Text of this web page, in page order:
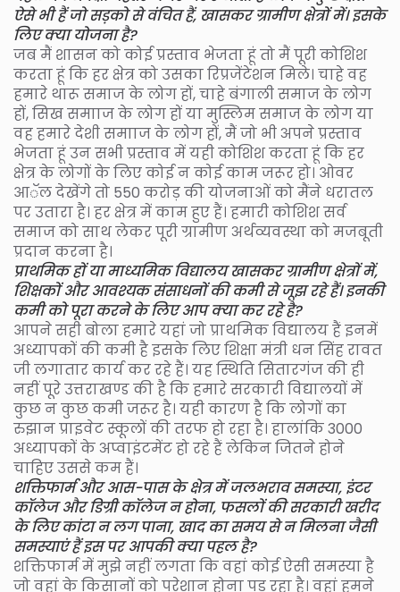
ऐसे भी हैं जो सड़को से वंचित हैं, खासकर ग्रामीण क्षेत्रों में। इसके
लिए क्या योजना है?
जब मैं शासन को कोई प्रस्ताव भेजता हूं तो मैं पूरी कोशिश
करता हूं कि हर क्षेत्र को उसका रिप्रजेंटेशन मिले। चाहे वह
हमारे थारू समाज के लोग हों, चाहे बंगाली समाज के लोग
हों, सिख समााज के लोग हों या मुस्लिम समाज के लोग या
वह हमारे देशी समााज के लोग हों, मैं जो भी अपने प्रस्ताव
भेजता हूं उन सभी प्रस्ताव में यही कोशिश करता हूं कि हर
क्षेत्र के लोगों के लिए कोई न कोई काम जरूर हो। ओवर
आॅल देखेंगे तो 550 करोड़ की योजनाओं को मैंने धरातल
पर उतारा है। हर क्षेत्र में काम हुए हैं। हमारी कोशिश सर्व
समाज को साथ लेकर पूरी ग्रामीण अर्थव्यवस्था को मजबूती
प्रदान करना है।
प्राथमिक हों या माध्यमिक विद्यालय खासकर ग्रामीण क्षेत्रों में,
शिक्षकों और आवश्यक संसाधनों की कमी से जूझ रहे हैं। इनकी
कमी को पूरा करने के लिए आप क्या कर रहे है?
आपने सही बोला हमारे यहां जो प्राथमिक विद्यालय हैं इनमें
अध्यापकों की कमी है इसके लिए शिक्षा मंत्री धन सिंह रावत
जी लगातार कार्य कर रहे हैं। यह स्थिति सितारगंज की ही
नहीं पूरे उत्तराखण्ड की है कि हमारे सरकारी विद्यालयों में
कुछ न कुछ कमी जरूर है। यही कारण है कि लोगों का
रुझान प्राइवेट स्कूलों की तरफ हो रहा है। हालांकि 3000
अध्यापकों के अप्वाइंटमेंट हो रहे हैं लेकिन जितने होने
चाहिए उससे कम हैं।
शक्तिफार्म और आस-पास के क्षेत्र में जलभराव समस्या, इंटर
कॉलेज और डिग्री काॅलेज न होना, फसलों की सरकारी खरीद
के लिए कांटा न लग पाना, खाद का समय से न मिलना जैसी
समस्याएं हैं इस पर आपकी क्या पहल है?
शक्तिफार्म में मुझे नहीं लगता कि वहां कोई ऐसी समस्या है
जो वहां के किसानों को परेशान होना पड़ रहा है। वहां हमने